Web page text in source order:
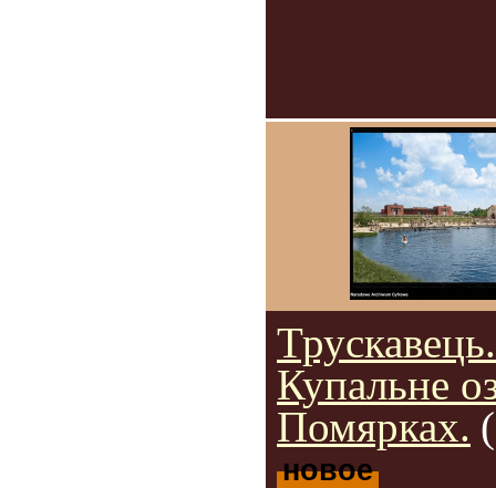
Трускавець.
Купальне
Помярках.
новое